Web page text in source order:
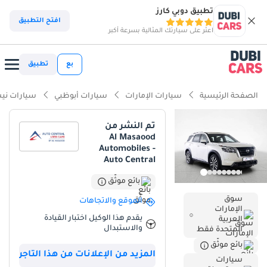
تطبيق دوبي كارز
اعثر على سيارتك المثالية بسرعة أكبر
افتح التطبيق
بع تطبيق
الصفحة الرئيسية سيارات الإمارات سيارات أبوظبي سيارات
سوق
الإمارات
العربية
المتحدة فقط
بائع موثّق
سيارات
تم النشر من
Al Masaood
Automobiles -
Auto Central
بائع موثّق
الموقع والاتجاهات
يقدم هذا الوكيل اختبار القيادة
والاستبدال
المزيد من الإعلانات من هذا التاجر
ذكاء دوبي كارز
ذكاء دوبيكارز
أحدث معايير أنظمة مساعدة السائق المتقدمة (ADAS)
تصنيف السلامة 5 نجوم من NCAP
أقل معدل استهلاك في فئته
تُمثل سيارة نيسان باثفايندر 2024 هذه فرصة نادرة لاقتناء سيارة بحالة
ممتازة، وكأنها جديدة تمامًا، حيث لم تقطع سوى مسافة التسليم.
بالنسبة للمشترين في دول مجلس التعاون الخليجي، يُعد اللون الأبيض
الخارجي معيارًا ذهبيًا لقيمة إعادة البيع وكفاءة التبريد خلال أشهر الصيف